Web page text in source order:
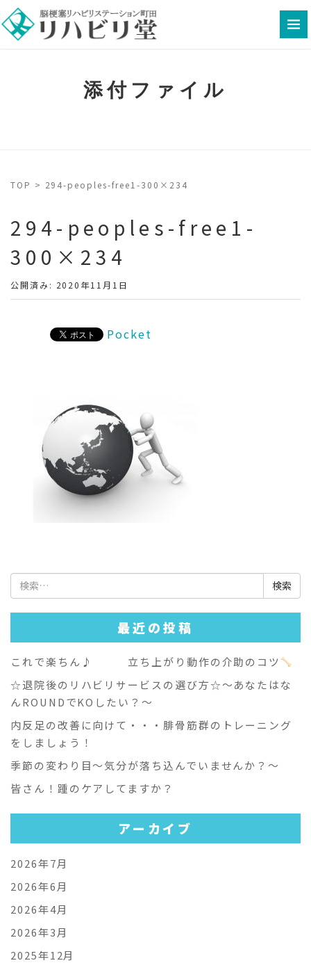
添付ファイル
TOP > 294-peoples-free1-300×234
294-peoples-free1-
300×234
公開済み: 2020年11月1日
Pocket
検
索:
最近の投稿
これで楽ちん♪ 立ち上がり動作の介助のコツ
☆退院後のリハビリサービスの選び方☆～あなたはな
んROUNDでKOしたい？～
内反足の改善に向けて・・・腓骨筋群のトレーニング
をしましょう！
季節の変わり目～気分が落ち込んでいませんか？～
皆さん！踵のケアしてますか？
アーカイブ
2026年7月
2026年6月
2026年4月
2026年3月
2025年12月